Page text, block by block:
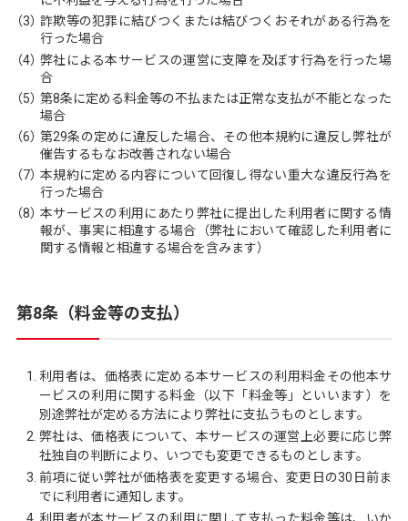
（3）詐欺等の犯罪に結びつくまたは結びつくおそれがある行為を
行った場合
（4）弊社による本サービスの運営に支障を及ぼす行為を行った場
合
（5）第8条に定める料金等の不払または正常な支払が不能となった
場合
（6）第29条の定めに違反した場合、その他本規約に違反し弊社が
催告するもなお改善されない場合
（7）本規約に定める内容について回復し得ない重大な違反行為を
行った場合
（8）本サービスの利用にあたり弊社に提出した利用者に関する情
報が、事実に相違する場合（弊社において確認した利用者に
関する情報と相違する場合を含みます）
第8条（料金等の支払）
利用者は、価格表に定める本サービスの利用料金その他本サ
ービスの利用に関する料金（以下「料金等」といいます）を
別途弊社が定める方法により弊社に支払うものとします。
弊社は、価格表について、本サービスの運営上必要に応じ弊
社独自の判断により、いつでも変更できるものとします。
前項に従い弊社が価格表を変更する場合、変更日の30日前ま
でに利用者に通知します。